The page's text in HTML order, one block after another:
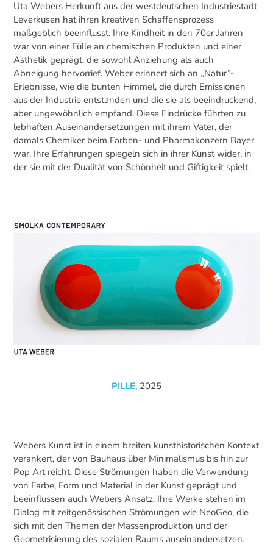
Uta Webers Herkunft aus der westdeutschen Industriestadt
Leverkusen hat ihren kreativen Schaffensprozess
maßgeblich beeinflusst. Ihre Kindheit in den 70er Jahren
war von einer Fülle an chemischen Produkten und einer
Ästhetik geprägt, die sowohl Anziehung als auch
Abneigung hervorrief. Weber erinnert sich an „Natur“-
Erlebnisse, wie die bunten Himmel, die durch Emissionen
aus der Industrie entstanden und die sie als beeindruckend,
aber ungewöhnlich empfand. Diese Eindrücke führten zu
lebhaften Auseinandersetzungen mit ihrem Vater, der
damals Chemiker beim Farben- und Pharmakonzern Bayer
war. Ihre Erfahrungen spiegeln sich in ihrer Kunst wider, in
der sie mit der Dualität von Schönheit und Giftigkeit spielt.
PILLE, 2025
Webers Kunst ist in einem breiten kunsthistorischen Kontext
verankert, der von Bauhaus über Minimalismus bis hin zur
Pop Art reicht. Diese Strömungen haben die Verwendung
von Farbe, Form und Material in der Kunst geprägt und
beeinflussen auch Webers Ansatz. Ihre Werke stehen im
Dialog mit zeitgenössischen Strömungen wie NeoGeo, die
sich mit den Themen der Massenproduktion und der
Geometrisierung des sozialen Raums auseinandersetzen.